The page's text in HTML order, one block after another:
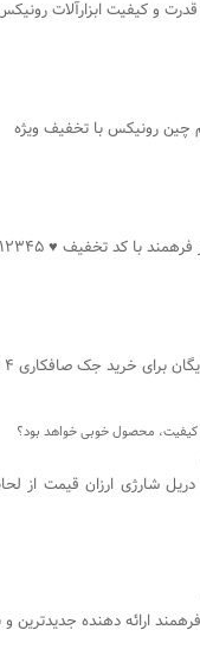
و کیفیت ابزارآلات
چین رونیکس با تخفیف ویژه
فرهمند با کد تخفیف ♥ 12345 ♥
برای خرید جک صافکاری 4 تن مگا
و کیفیت، محصول خوبی خواهد بود؟
دریل شارژی ارزان قیمت از
فرهمند ارائه دهنده